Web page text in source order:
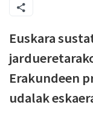
Euskara
Erakundeen
udalak